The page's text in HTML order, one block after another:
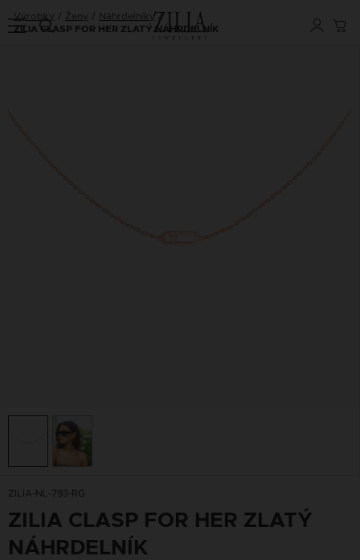
Výrobky Ženy Náhrdelníky
ZILIA CLASP FOR HER ZLATÝ NÁHRDELNÍK
ZILIA-NL-793-RG
ZILIA CLASP FOR HER ZLATÝ
NÁHRDELNÍK